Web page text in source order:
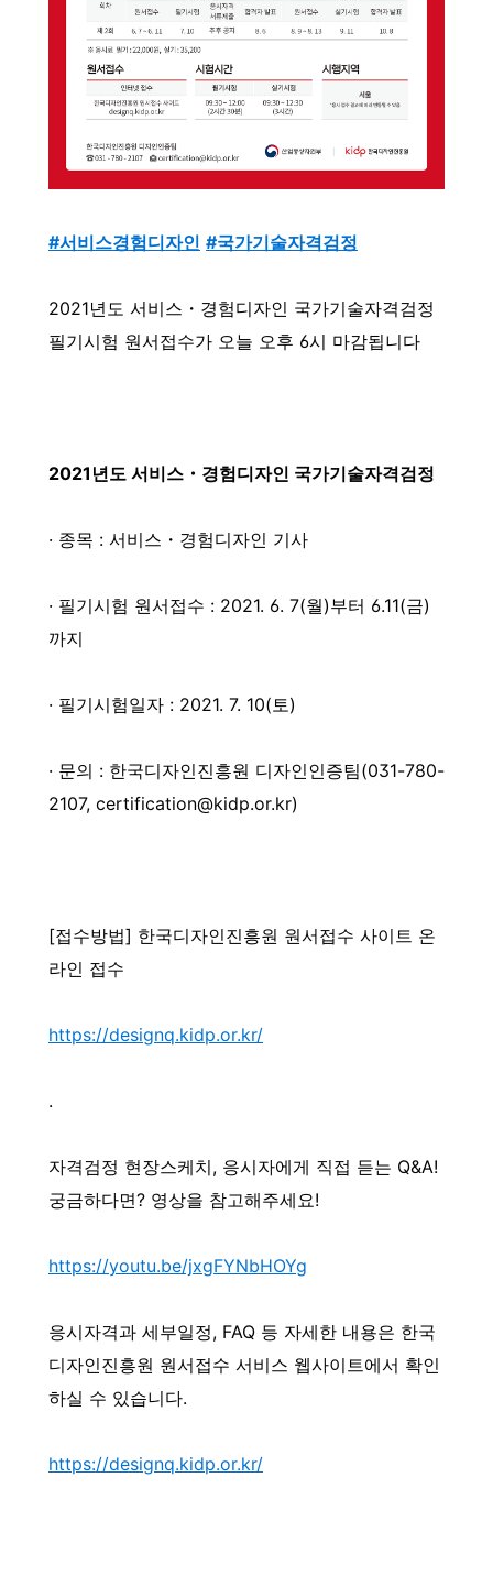
#서비스경험디자인 #국가기술자격검정
2021년도 서비스・경험디자인 국가기술자격검정
필기시험 원서접수가 오늘 오후 6시 마감됩니다
2021년도 서비스・경험디자인 국가기술자격검정
· 종목 : 서비스・경험디자인 기사
· 필기시험 원서접수 : 2021. 6. 7(월)부터 6.11(금)
까지
· 필기시험일자 : 2021. 7. 10(토)
· 문의 : 한국디자인진흥원 디자인인증팀(031-780-
2107, certification@kidp.or.kr)
[접수방법] 한국디자인진흥원 원서접수 사이트 온
라인 접수
https://designq.kidp.or.kr/
.
자격검정 현장스케치, 응시자에게 직접 듣는 Q&A!
궁금하다면? 영상을 참고해주세요!
https://youtu.be/jxgFYNbHOYg
응시자격과 세부일정, FAQ 등 자세한 내용은 한국
디자인진흥원 원서접수 서비스 웹사이트에서 확인
하실 수 있습니다.
https://designq.kidp.or.kr/